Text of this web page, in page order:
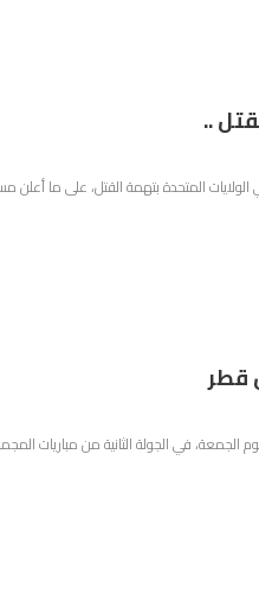
..
المتحدة بتهمة القتل، على ما
قطر